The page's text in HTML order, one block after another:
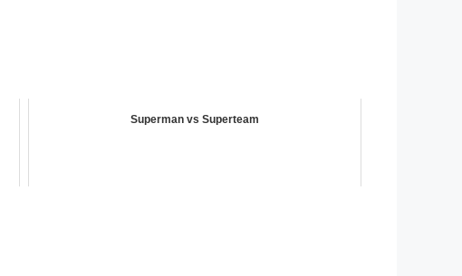
Superman vs Superteam